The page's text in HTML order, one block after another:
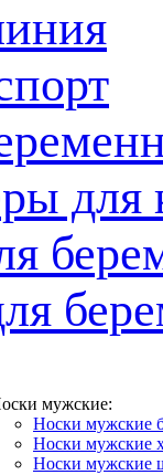
мужские:
Носки мужские
Носки мужские
Носки мужские